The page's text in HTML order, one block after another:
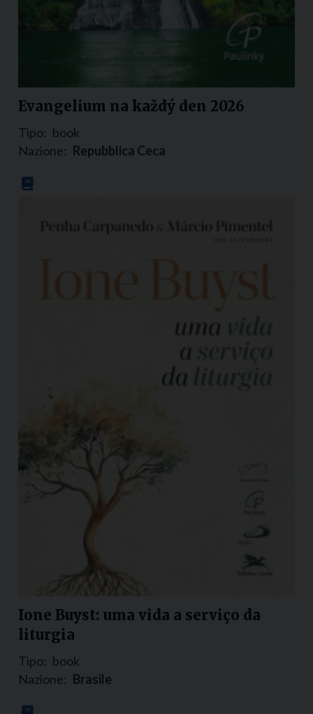
Evangelium na každý den 2026
Tipo: book
Nazione: Repubblica Ceca
Ione Buyst: uma vida a serviço da
liturgia
Tipo: book
Nazione: Brasile